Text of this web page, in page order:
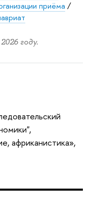
приёма /
году.
африканистика»,